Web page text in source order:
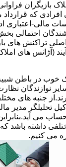
بازیگران
افرادی که قرارداد
مالی-اعتباری
احتمالی بخش
تراکنش های
(آژانس های
خوب در باطن
نوازندگان
جنبه های
تحلیلگر مدیر
می
داشته باشد
می کنیم.